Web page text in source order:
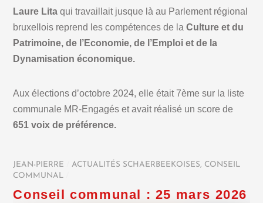
Laure Lita qui travaillait jusque là au Parlement régional
bruxellois reprend les compétences de la Culture et du
Patrimoine, de l’Economie, de l’Emploi et de la
Dynamisation économique.
Aux élections d’octobre 2024, elle était 7ème sur la liste
communale MR-Engagés et avait réalisé un score de
651 voix de préférence.
JEAN-PIERRE ACTUALITÉS SCHAERBEEKOISES, CONSEIL
COMMUNAL
Conseil communal : 25 mars 2026